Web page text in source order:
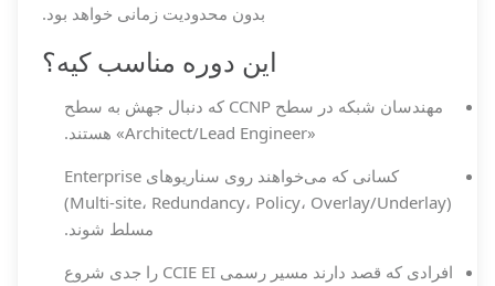
بدون محدودیت زمانی خواهد بود.
این دوره مناسب کیه؟
مهندسان شبکه در سطح CCNP که دنبال جهش به سطح
«Architect/Lead Engineer» هستند.
کسانی که می‌خواهند روی سناریوهای Enterprise
(Multi-site، Redundancy، Policy، Overlay/Underlay)
مسلط شوند.
افرادی که قصد دارند مسیر رسمی CCIE EI را جدی شروع